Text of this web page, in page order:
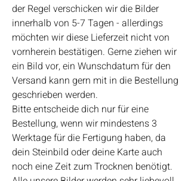
der Regel verschicken wir die Bilder
innerhalb von 5-7 Tagen - allerdings
möchten wir diese Lieferzeit nicht von
vornherein bestätigen. Gerne ziehen wir
ein Bild vor, ein Wunschdatum für den
Versand kann gern mit in die Bestellung
geschrieben werden.
Bitte entscheide dich nur für eine
Bestellung, wenn wir mindestens 3
Werktage für die Fertigung haben, da
dein Steinbild oder deine Karte auch
noch eine Zeit zum Trocknen benötigt.